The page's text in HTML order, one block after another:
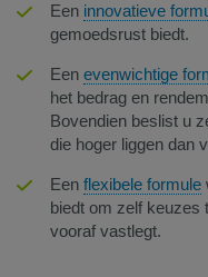
Een ​ innovatieve
gemoedsrust biedt.
Een evenwichti​ge
het bedrag en
Bovendien beslist u
die hoger liggen dan
Een fle​xibele formule
biedt om zelf keuzes
vooraf vastlegt.